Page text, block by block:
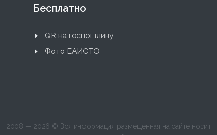
Бесплатно
QR на госпошлину
Фото ЕАИСТО
2008 — 2026 © Вся информация размещенная на сайте носит